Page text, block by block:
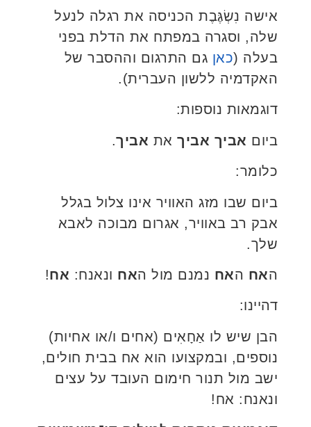
אישה נִשְׂגֶּבֶת הכניסה את רגלה לנעל
שלה, וסגרה במפתח את הדלת בפני
בעלה (כאן גם התרגום וההסבר של
האקדמיה ללשון העברית).
דוגמאות נוספות:
ביום אביך אביך את אביך.
כלומר:
ביום שבו מזג האוויר אינו צלול בגלל
אבק רב באוויר, אגרום מבוכה לאבא
שלך.
האח האח נמנם מול האח ונאנח: אח!
דהיינו:
הבן שיש לו אַחָאִים (אחים ו/או אחיות)
נוספים, ובמקצועו הוא אח בבית חולים,
ישב מול תנור חימום העובד על עצים
ונאנח: אח!